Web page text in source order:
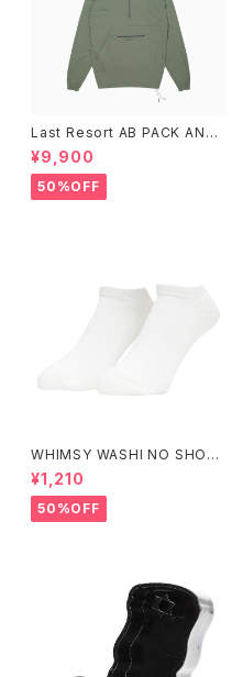
Last Resort AB PACK ANO
RAK SAGE
¥9,900
50%OFF
WHIMSY WASHI NO SHOW
SOCKS
¥1,210
50%OFF